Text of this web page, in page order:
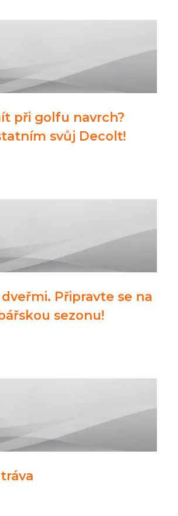
při golfu navrch?
svůj Decolt!
Připravte se na
sezonu!